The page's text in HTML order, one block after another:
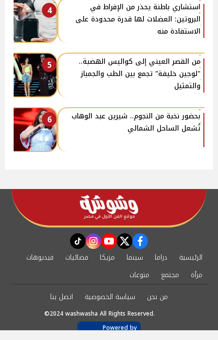
4
استشاري باطنة يحذر من الإفراط في
البروتين: العضلات لها قدرة محدودة على
الاستفادة منه
5
من القصر العيني إلى كواليس الهضبة..
"لوجين خليفة" تجمع بين الطب والجمباز
والتمثيل
6
بحضور نخبة من النجوم.. شيرين عبد الوهاب
تُشعل الساحل الشمالي
facebook
twitter
youtube
instagram
tiktok
الرئيسية دراما سينما مزيكا فضائيات
فيديوهات
مرأة
مجتمع
منوعات
من نحن
سياسة الخصوصية اتصل بنا
©2024 washwasha All Rights Reserved.
Powered by